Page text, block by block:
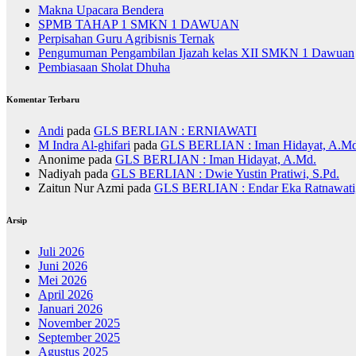
Makna Upacara Bendera
SPMB TAHAP 1 SMKN 1 DAWUAN
Perpisahan Guru Agribisnis Ternak
Pengumuman Pengambilan Ijazah kelas XII SMKN 1 Dawuan
Pembiasaan Sholat Dhuha
Komentar Terbaru
Andi pada GLS BERLIAN : ERNIAWATI
M Indra Al-ghifari pada GLS BERLIAN : Iman Hidayat,
Anonime pada GLS BERLIAN : Iman Hidayat, A.Md.
Nadiyah pada GLS BERLIAN : Dwie Yustin Pratiwi, S.Pd.
Zaitun Nur Azmi pada GLS BERLIAN : Endar Eka
Arsip
Juli 2026
Juni 2026
Mei 2026
April 2026
Januari 2026
November 2025
September 2025
Agustus 2025